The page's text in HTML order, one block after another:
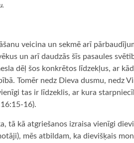
veicina un sekmē arī
un arī daudzās šīs pasaules
dēļ šos konkrētos līdzekļus, ar
Tomēr nedz Dieva dusmu, nedz
tas ir līdzeklis, ar kura
16).
tā kā atgriešanos izraisa vienīgi
mēs atbildam, ka dievišķais